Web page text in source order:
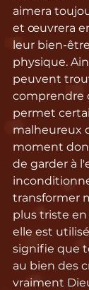
aimera
et œuvrera
leur bien-
physique.
peuvent
comprendre
permet
malheureux
moment
de garder à
transformer
plus triste
elle est
signifie que
au bien des
vraiment